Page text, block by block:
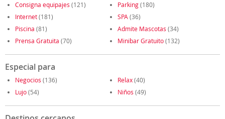
Consigna equipajes (121) Parking(180)
Internet(181) SPA (36)
Piscina (81) Admite Mascotas (34)
Prensa Gratuita (70) Minibar Gratuito(132)
Especial para
Negocios (136) Relax(40)
Lujo(54) Niños (49)